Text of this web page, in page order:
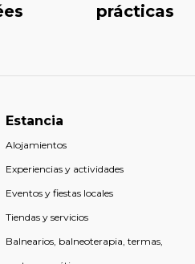
prácticas
Estancia
Alojamientos
Experiencias y actividades
Eventos y fiestas locales
Tiendas y servicios
Balnearios, balneoterapia, termas,